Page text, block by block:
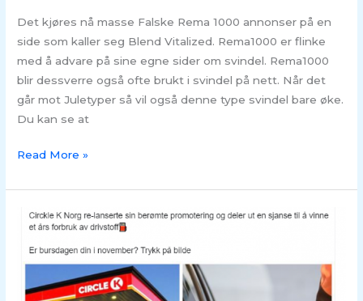
Det kjøres nå masse Falske Rema 1000 annonser på en
side som kaller seg Blend Vitalized. Rema1000 er flinke
med å advare på sine egne sider om svindel. Rema1000
blir dessverre også ofte brukt i svindel på nett. Når det
går mot Juletyper så vil også denne type svindel bare øke.
Du kan se at
Read More »
SVINDEL
Cirkle
falsk